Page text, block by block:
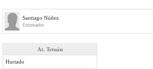
Santiago Núñez
Entrenador
At. Tetuán
Hurtado